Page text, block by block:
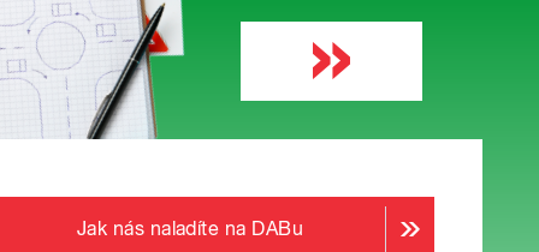
Jak nás naladíte na DABu